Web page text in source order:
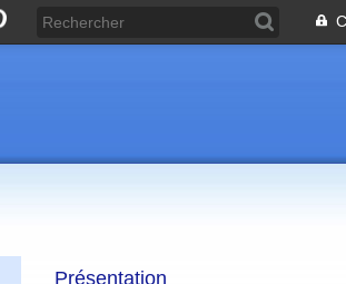
Présentation